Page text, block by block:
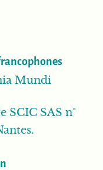
Mundi
SCIC SAS n°